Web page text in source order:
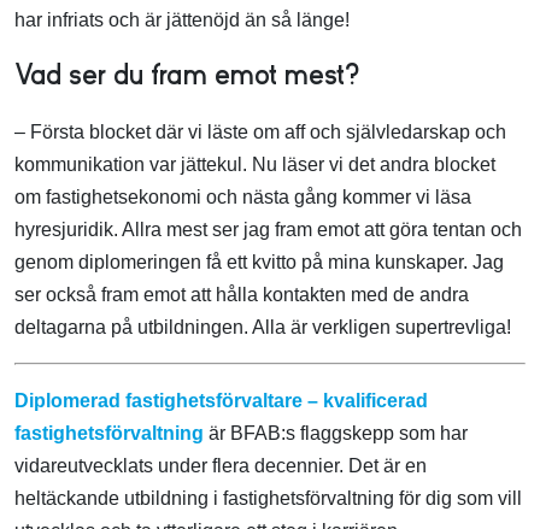
har infriats och är jättenöjd än så länge!
Vad ser du fram emot mest?
– Första blocket där vi läste om aff och självledarskap och
kommunikation var jättekul. Nu läser vi det andra blocket
om fastighetsekonomi och nästa gång kommer vi läsa
hyresjuridik. Allra mest ser jag fram emot att göra tentan och
genom diplomeringen få ett kvitto på mina kunskaper. Jag
ser också fram emot att hålla kontakten med de andra
deltagarna på utbildningen. Alla är verkligen supertrevliga!
Diplomerad fastighetsförvaltare – kvalificerad
fastighetsförvaltning är BFAB:s flaggskepp som har
vidareutvecklats under flera decennier. Det är en
heltäckande utbildning i fastighetsförvaltning för dig som vill